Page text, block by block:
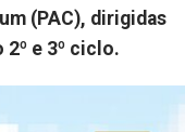
(PAC), dirigidas
e 3º ciclo.